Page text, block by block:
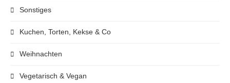
Sonstiges
Kuchen, Torten, Kekse & Co
Weihnachten
Vegetarisch & Vegan